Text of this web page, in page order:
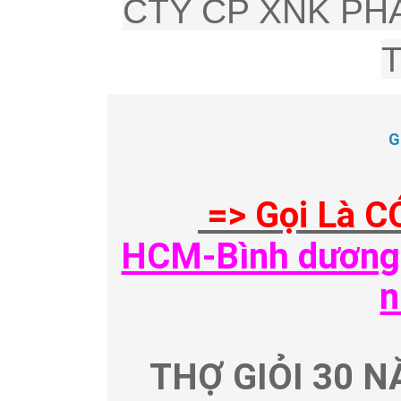
CTY CP XNK
=> Gọi Là
HCM-Bình
THỢ GIỎI 30